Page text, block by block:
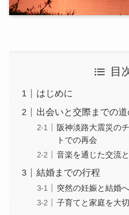
目
はじめに
出会いと交際までの道
阪神淡路大震災の
トでの再会
音楽を通じた交流
結婚までの行程
突然の妊娠と結婚へ
子育てと家庭を大